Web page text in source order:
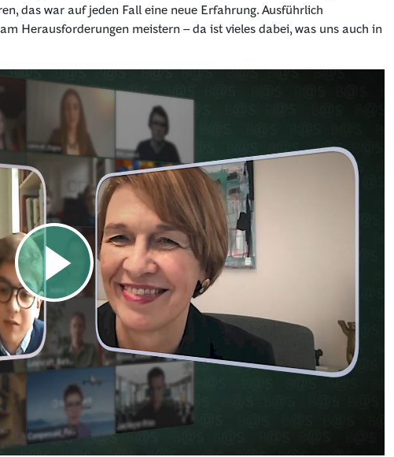
das war auf jeden Fall eine neue Erfahrung. Ausführlich
Herausforderungen meistern – da ist vieles dabei, was uns auch in